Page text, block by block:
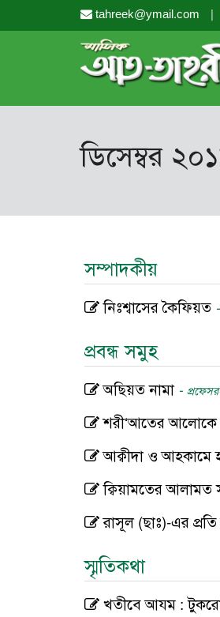
tahreek@ymail.com |
ডিসেম্বর
সম্পাদকীয়
নিঃশ্বাসের কৈফিয়ত -
প্রবন্ধ সমুহ
অছিয়ত নামা -
শরী‘আতের আলোকে
আক্বীদা ও আহকামে
ক্বিয়ামতের আলামত
রাসূল (ছাঃ)-এর
স্মৃতিকথা
খতীবে আযম : টুকরো